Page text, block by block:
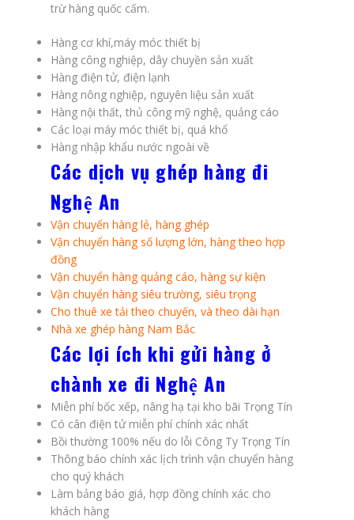
trừ hàng quốc cấm.
Hàng cơ khí,máy móc thiết bị
Hàng công nghiệp, dây chuyền sản xuất
Hàng điện tử, điện lạnh
Hàng nông nghiệp, nguyên liệu sản xuất
Hàng nội thất, thủ công mỹ nghệ, quảng cáo
Các loại máy móc thiết bị, quá khổ
Hàng nhập khẩu nước ngoài về
Các dịch vụ ghép hàng đi
Nghệ An
Vận chuyển hàng lẻ, hàng ghép
Vận chuyển hàng số lượng lớn, hàng theo hợp
đồng
Vận chuyển hàng quảng cáo, hàng sự kiện
Vận chuyển hàng siêu trường, siêu trọng
Cho thuê xe tải theo chuyến, và theo dài hạn
Nhà xe ghép hàng Nam Bắc
Các lợi ích khi gửi hàng ở
chành xe đi Nghệ An
Miễn phí bốc xếp, nâng hạ tại kho bãi Trọng Tín
Có cân điện tử miễn phí chính xác nhất
Bồi thường 100% nếu do lỗi Công Ty Trọng Tín
Thông báo chính xác lịch trình vận chuyển hàng
cho quý khách
Làm bảng báo giá, hợp đồng chính xác cho
khách hàng